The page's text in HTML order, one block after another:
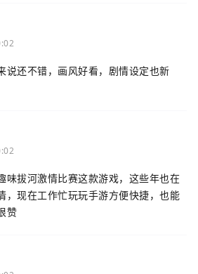
说还不错，画风好看，剧情设定也新
味拔河激情比赛这款游戏，这些年也在
，现在工作忙玩玩手游方便快捷，也能
赞